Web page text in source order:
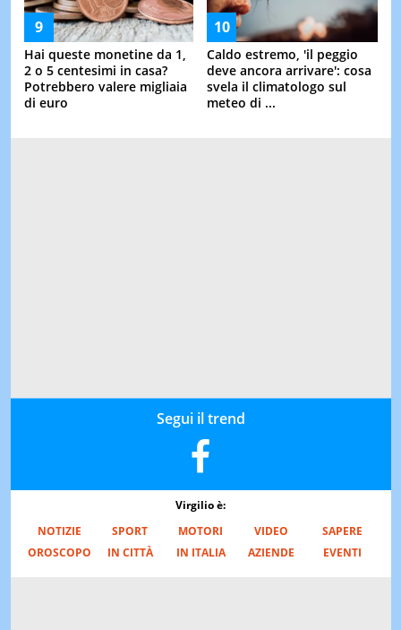
Hai queste monetine da 1,
2 o 5 centesimi in casa?
Potrebbero valere migliaia
di euro
Caldo estremo, 'il peggio
deve ancora arrivare': cosa
svela il climatologo sul
meteo di ...
Segui il trend
Virgilio è:
NOTIZIE
SPORT MOTORI VIDEO
SAPERE
OROSCOPO
IN CITTÀ IN ITALIA AZIENDE EVENTI